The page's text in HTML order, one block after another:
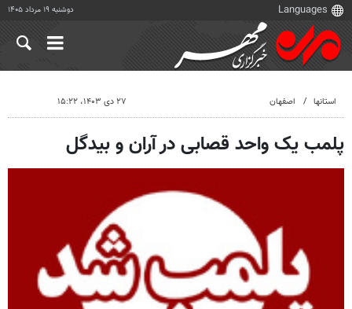
دوشنبه ۱۹ مرداد ۱۴۰۵
استانها اصفهان ۲۷ دی ۱۴۰۳، ۱۵:۲۲
پلمب یک واحد قصابی در آران و بیدگل